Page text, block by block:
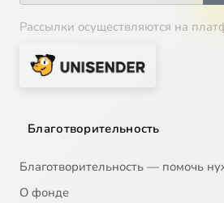
Рассылки осуществляются на
Благотворительность
Благотворительность — помочь
О фонде